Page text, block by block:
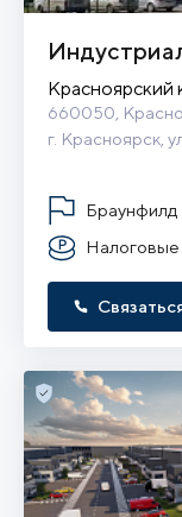
Красноярский
660050,
г. Красноярск,
Браунфилд
Налоговые